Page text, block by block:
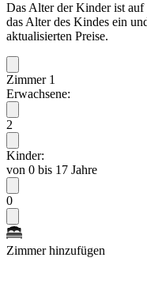
Das Alter der Kinder ist auf
das Alter des Kindes ein
aktualisierten Preise.
Zimmer 1
Erwachsene:
2
Kinder:
von 0 bis 17 Jahre
0
Zimmer hinzufügen